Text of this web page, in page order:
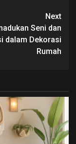
Next
Seni dan
dalam Dekorasi
Rumah